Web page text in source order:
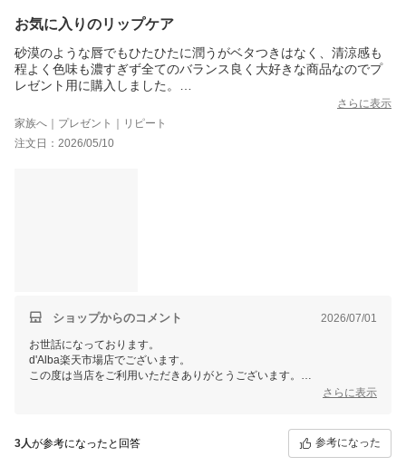
お気に入りのリップケア
砂漠のような唇でもひたひたに潤うがベタつきはなく、清涼感も
程よく色味も濃すぎず全てのバランス良く大好きな商品なのでプ
レゼント用に購入しました。
アプリケーターがもけもけのチップではなく金属製な点が1番の推
しポイントです。塗布した後に毎回ティッシュで綺麗に拭えるの
が衛生的で唯一無二です。
高級感のある持ち歩き用のリップケースとパックや日焼け止めサ
さらに表示
家族へ｜プレゼント｜リピート
注文日：2026/05/10
ショップからのコメント 2026/07/01
お世話になっております。
d'Alba楽天市場店でございます。
この度は当店をご利用いただきありがとうございます。
当店では今後も様々なイベントを予定しておりますので、ご愛顧頂けま
さらに表示
3人が参考になったと回答 参考になった